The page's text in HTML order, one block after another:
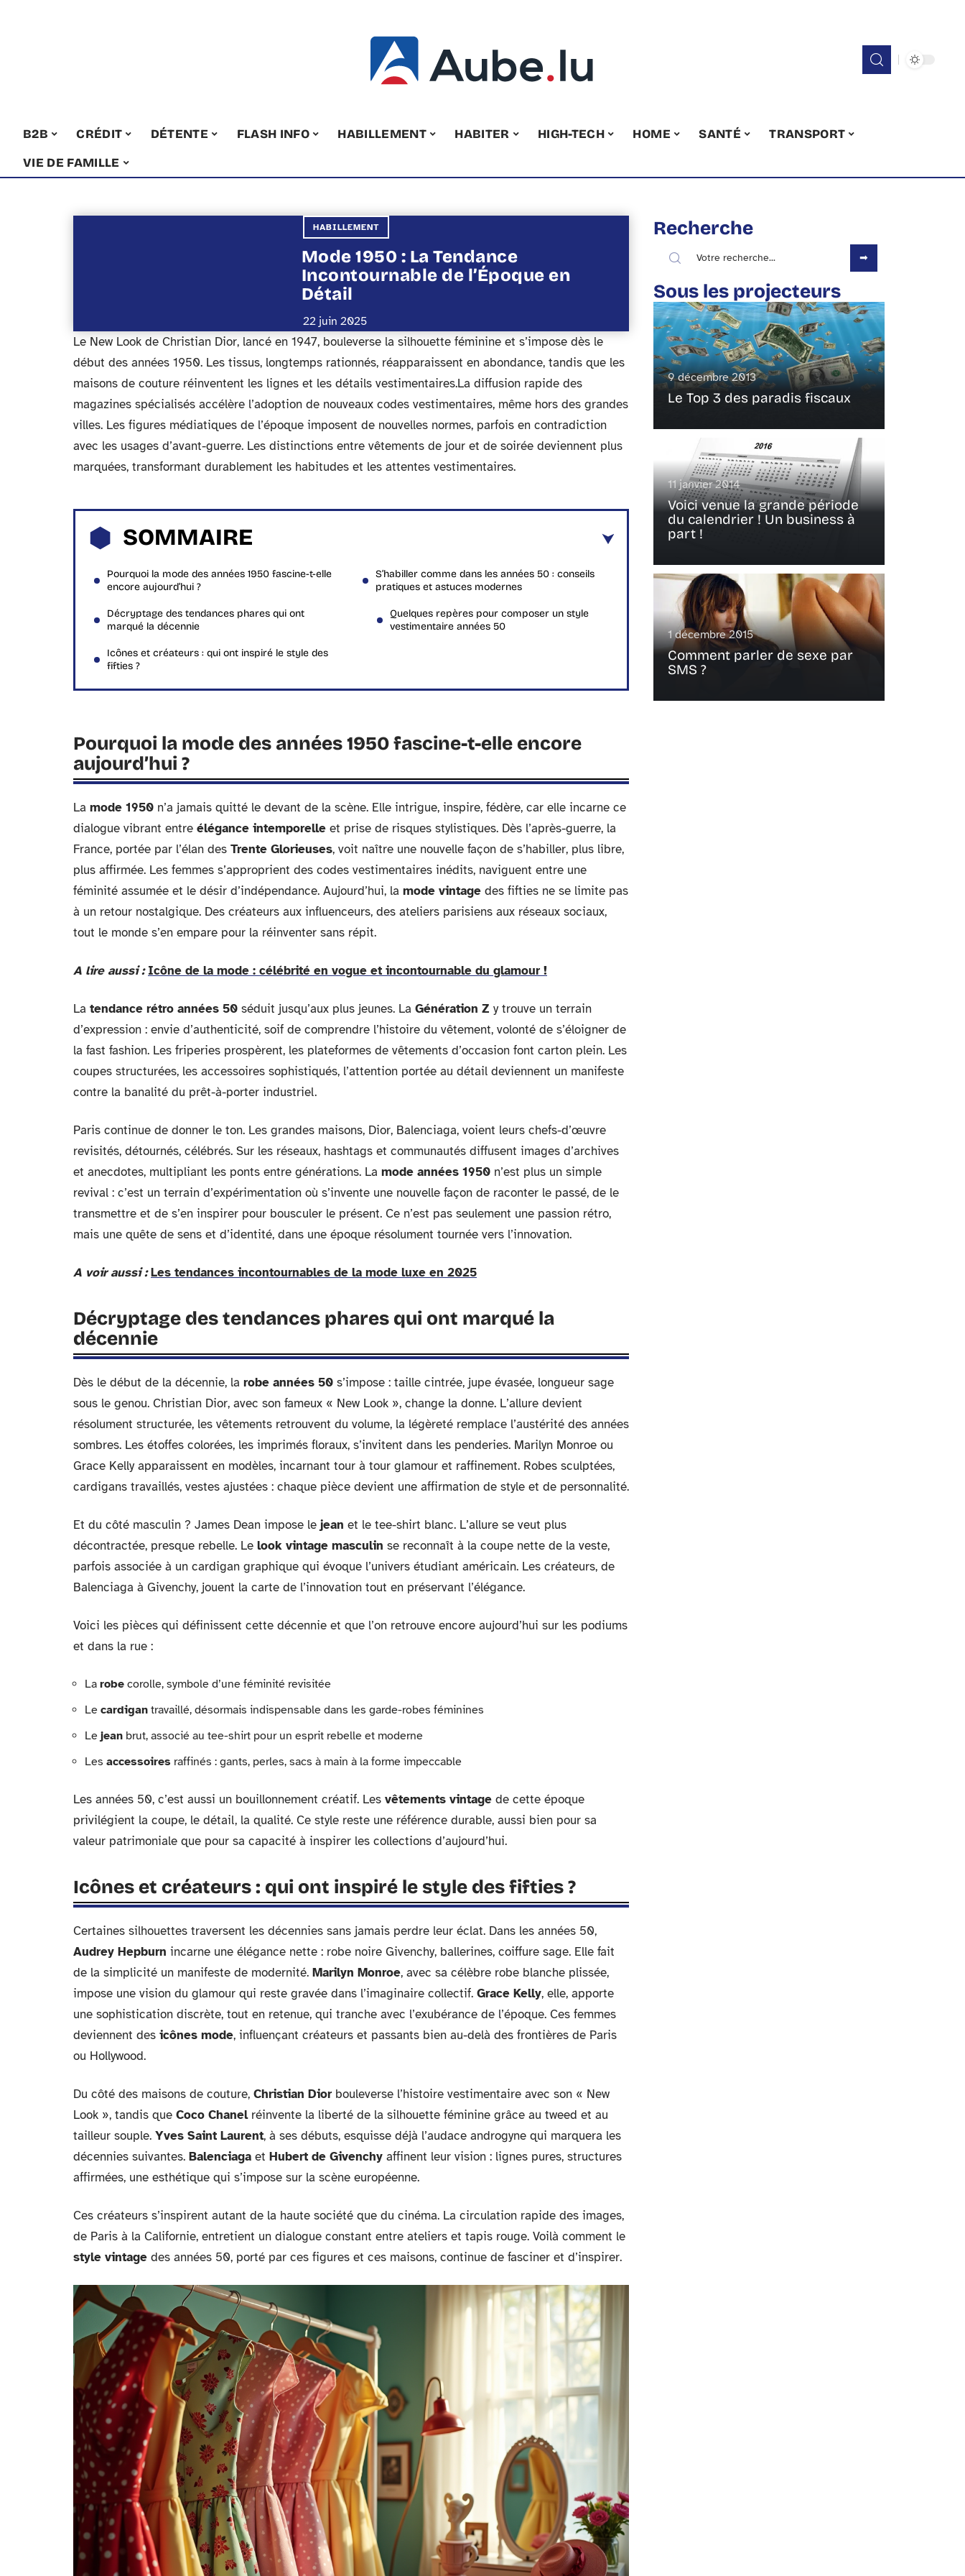
B2B CRÉDIT DÉTENTE FLASH INFO HABILLEMENT HABITER HIGH-TECH HOME SANTÉ
TRANSPORT
VIE DE FAMILLE
HABILLEMENT
Mode 1950 : La Tendance
Incontournable de l’Époque en
Détail
22 juin 2025
Le New Look de Christian Dior, lancé en 1947, bouleverse la silhouette féminine et s’impose dès le
début des années 1950. Les tissus, longtemps rationnés, réapparaissent en abondance, tandis que les
maisons de couture réinventent les lignes et les détails vestimentaires.La diffusion rapide des
magazines spécialisés accélère l’adoption de nouveaux codes vestimentaires, même hors des grandes
villes. Les figures médiatiques de l’époque imposent de nouvelles normes, parfois en contradiction
avec les usages d’avant-guerre. Les distinctions entre vêtements de jour et de soirée deviennent plus
marquées, transformant durablement les habitudes et les attentes vestimentaires.
SOMMAIRE
Pourquoi la mode des années 1950 fascine-t-elle
encore aujourd’hui ?
Décryptage des tendances phares qui ont
marqué la décennie
Icônes et créateurs : qui ont inspiré le style des
fifties ?
S’habiller comme dans les années 50 : conseils
pratiques et astuces modernes
Quelques repères pour composer un style
vestimentaire années 50
Pourquoi la mode des années 1950 fascine-t-elle encore
aujourd’hui ?
La mode 1950 n’a jamais quitté le devant de la scène. Elle intrigue, inspire, fédère, car elle incarne ce
dialogue vibrant entre élégance intemporelle et prise de risques stylistiques. Dès l’après-guerre, la
France, portée par l’élan des Trente Glorieuses, voit naître une nouvelle façon de s’habiller, plus libre,
plus affirmée. Les femmes s’approprient des codes vestimentaires inédits, naviguent entre une
féminité assumée et le désir d’indépendance. Aujourd’hui, la mode vintage des fifties ne se limite pas
à un retour nostalgique. Des créateurs aux influenceurs, des ateliers parisiens aux réseaux sociaux,
tout le monde s’en empare pour la réinventer sans répit.
A lire aussi : Icône de la mode : célébrité en vogue et incontournable du glamour !
La tendance rétro années 50 séduit jusqu’aux plus jeunes. La Génération Z y trouve un terrain
d’expression : envie d’authenticité, soif de comprendre l’histoire du vêtement, volonté de s’éloigner de
la fast fashion. Les friperies prospèrent, les plateformes de vêtements d’occasion font carton plein. Les
coupes structurées, les accessoires sophistiqués, l’attention portée au détail deviennent un manifeste
contre la banalité du prêt-à-porter industriel.
Paris continue de donner le ton. Les grandes maisons, Dior, Balenciaga, voient leurs chefs-d’œuvre
revisités, détournés, célébrés. Sur les réseaux, hashtags et communautés diffusent images d’archives
et anecdotes, multipliant les ponts entre générations. La mode années 1950 n’est plus un simple
revival : c’est un terrain d’expérimentation où s’invente une nouvelle façon de raconter le passé, de le
transmettre et de s’en inspirer pour bousculer le présent. Ce n’est pas seulement une passion rétro,
mais une quête de sens et d’identité, dans une époque résolument tournée vers l’innovation.
A voir aussi : Les tendances incontournables de la mode luxe en 2025
Décryptage des tendances phares qui ont marqué la
décennie
Dès le début de la décennie, la robe années 50 s’impose : taille cintrée, jupe évasée, longueur sage
sous le genou. Christian Dior, avec son fameux « New Look », change la donne. L’allure devient
résolument structurée, les vêtements retrouvent du volume, la légèreté remplace l’austérité des années
sombres. Les étoffes colorées, les imprimés floraux, s’invitent dans les penderies. Marilyn Monroe ou
Grace Kelly apparaissent en modèles, incarnant tour à tour glamour et raffinement. Robes sculptées,
cardigans travaillés, vestes ajustées : chaque pièce devient une affirmation de style et de personnalité.
Et du côté masculin ? James Dean impose le jean et le tee-shirt blanc. L’allure se veut plus
décontractée, presque rebelle. Le look vintage masculin se reconnaît à la coupe nette de la veste,
parfois associée à un cardigan graphique qui évoque l’univers étudiant américain. Les créateurs, de
Balenciaga à Givenchy, jouent la carte de l’innovation tout en préservant l’élégance.
Voici les pièces qui définissent cette décennie et que l’on retrouve encore aujourd’hui sur les podiums
et dans la rue :
La robe corolle, symbole d’une féminité revisitée
Le cardigan travaillé, désormais indispensable dans les garde-robes féminines
Le jean brut, associé au tee-shirt pour un esprit rebelle et moderne
Les accessoires raffinés : gants, perles, sacs à main à la forme impeccable
Les années 50, c’est aussi un bouillonnement créatif. Les vêtements vintage de cette époque
privilégient la coupe, le détail, la qualité. Ce style reste une référence durable, aussi bien pour sa
valeur patrimoniale que pour sa capacité à inspirer les collections d’aujourd’hui.
Icônes et créateurs : qui ont inspiré le style des fifties ?
Certaines silhouettes traversent les décennies sans jamais perdre leur éclat. Dans les années 50,
Audrey Hepburn incarne une élégance nette : robe noire Givenchy, ballerines, coiffure sage. Elle fait
de la simplicité un manifeste de modernité. Marilyn Monroe, avec sa célèbre robe blanche plissée,
impose une vision du glamour qui reste gravée dans l’imaginaire collectif. Grace Kelly, elle, apporte
une sophistication discrète, tout en retenue, qui tranche avec l’exubérance de l’époque. Ces femmes
deviennent des icônes mode, influençant créateurs et passants bien au-delà des frontières de Paris
ou Hollywood.
Du côté des maisons de couture, Christian Dior bouleverse l’histoire vestimentaire avec son « New
Look », tandis que Coco Chanelréinvente la liberté de la silhouette féminine grâce au tweed et au
tailleur souple. Yves Saint Laurent, à ses débuts, esquisse déjà l’audace androgyne qui marquera les
décennies suivantes. Balenciaga et Hubert de Givenchy affinent leur vision : lignes pures, structures
affirmées, une esthétique qui s’impose sur la scène européenne.
Ces créateurs s’inspirent autant de la haute société que du cinéma. La circulation rapide des images,
de Paris à la Californie, entretient un dialogue constant entre ateliers et tapis rouge. Voilà comment le
style vintage des années 50, porté par ces figures et ces maisons, continue de fasciner et d’inspirer.
Recherche
Sous les projecteurs
9 décembre 2013
Le Top 3 des paradis fiscaux
11 janvier 2014
Voici venue la grande période
du calendrier ! Un business à
part !
1 décembre 2015
Comment parler de sexe par
SMS ?